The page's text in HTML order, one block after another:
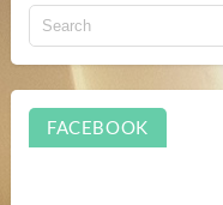
FACEBOOK